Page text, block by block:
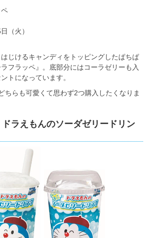
（火）
じけるキャンディをトッピングしたぱちぱ
フラッペ』。底部分にはコーラゼリーも入
トになっています。
ちらも可愛くて思わず2つ購入したくなりま
ラえもんのソーダゼリードリン